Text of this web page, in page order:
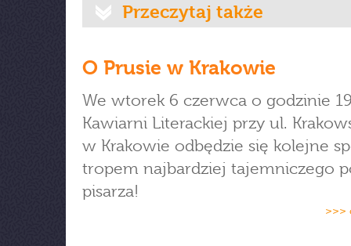
Przeczytaj także
O Prusie w Krakowie
We wtorek 6 czerwca o godzinie
Kawiarni Literackiej przy ul.
w Krakowie odbędzie się kolejne
tropem najbardziej tajemniczego
pisarza!
>>>